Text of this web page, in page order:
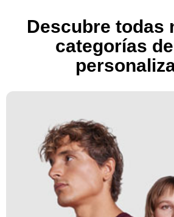
Descubre todas
categorías